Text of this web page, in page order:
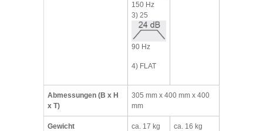
150 Hz
3) 25
90 Hz
4) FLAT
Abmessungen (B x H
x T)
305 mm x 400 mm x 400
mm
Gewicht ca. 17 kg ca. 16 kg